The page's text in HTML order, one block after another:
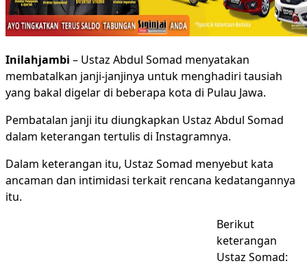
Inilahjambi – Ustaz Abdul Somad menyatakan
membatalkan janji-janjinya untuk menghadiri tausiah
yang bakal digelar di beberapa kota di Pulau Jawa.
Pembatalan janji itu diungkapkan Ustaz Abdul Somad
dalam keterangan tertulis di Instagramnya.
Dalam keterangan itu, Ustaz Somad menyebut kata
ancaman dan intimidasi terkait rencana kedatangannya
itu.
Berikut
keterangan
Ustaz Somad: